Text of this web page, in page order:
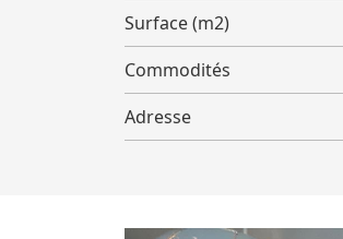
Surface (m2)
Commodités
Adresse